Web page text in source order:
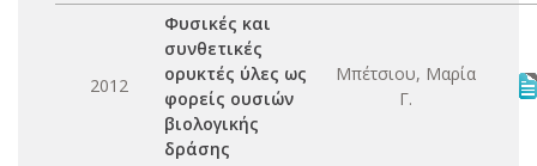
2012
Φυσικές και
συνθετικές
ορυκτές ύλες ως
φορείς ουσιών
βιολογικής
δράσης
Μπέτσιου, Μαρία
Γ.